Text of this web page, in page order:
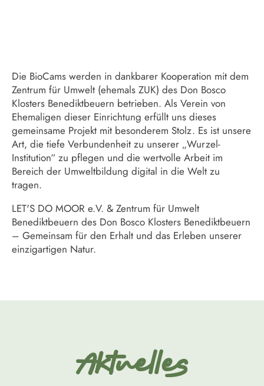
Die BioCams werden in dankbarer Kooperation mit dem
Zentrum für Umwelt (ehemals ZUK) des Don Bosco
Klosters Benediktbeuern betrieben. Als Verein von
Ehemaligen dieser Einrichtung erfüllt uns dieses
gemeinsame Projekt mit besonderem Stolz. Es ist unsere
Art, die tiefe Verbundenheit zu unserer „Wurzel-
Institution“ zu pflegen und die wertvolle Arbeit im
Bereich der Umweltbildung digital in die Welt zu
tragen.
LET'S DO MOOR e.V. & Zentrum für Umwelt
Benediktbeuern des Don Bosco Klosters Benediktbeuern
– Gemeinsam für den Erhalt und das Erleben unserer
einzigartigen Natur.
Aktuelles